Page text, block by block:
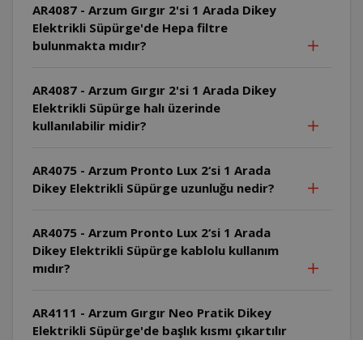
AR4087 - Arzum Gırgır 2'si 1 Arada Dikey
Elektrikli Süpürge'de Hepa filtre
bulunmakta mıdır?
AR4087 - Arzum Gırgır 2'si 1 Arada Dikey
Elektrikli Süpürge halı üzerinde
kullanılabilir midir?
AR4075 - Arzum Pronto Lux 2‘si 1 Arada
Dikey Elektrikli Süpürge uzunluğu nedir?
AR4075 - Arzum Pronto Lux 2‘si 1 Arada
Dikey Elektrikli Süpürge kablolu kullanım
mıdır?
AR4111 - Arzum Gırgır Neo Pratik Dikey
Elektrikli Süpürge'de başlık kısmı çıkartılır